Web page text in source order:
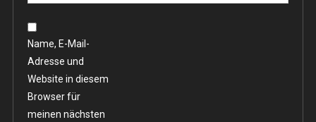
Name, E-Mail-
Adresse und
Website in diesem
Browser für
meinen nächsten